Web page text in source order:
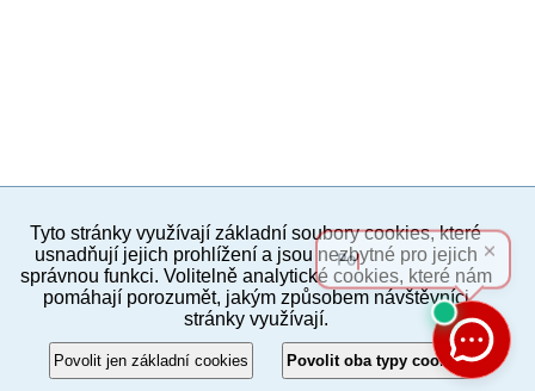
PC verze ENG
Povinné a praktické informace
© 2012–2019 MČ Praha 8
Tyto stránky využívají základní soubory cookies, které
usnadňují jejich prohlížení a jsou nezbytné pro jejich
správnou funkci. Volitelně analytické cookies, které nám
pomáhají porozumět, jakým způsobem návštěvníci
stránky využívají.
Povolit jen základní cookies Povolit oba typy cookies